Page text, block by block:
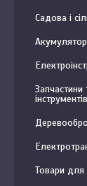
Садова і
Запчастини
інструментів
Товари для